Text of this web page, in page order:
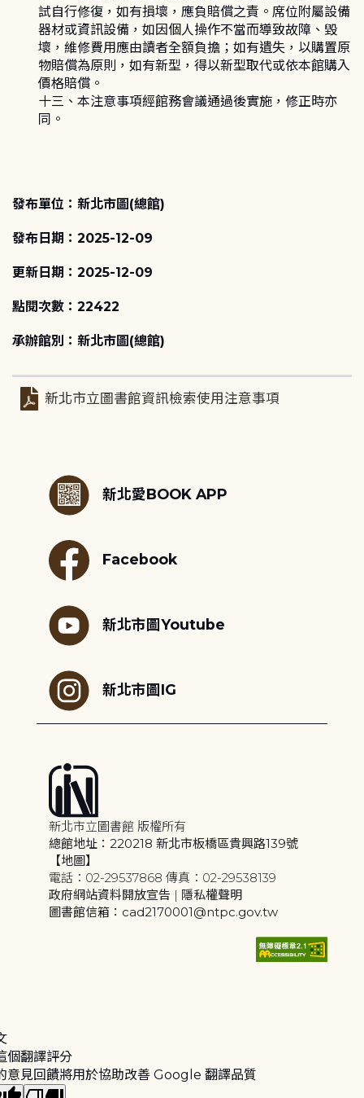
試自行修復，如有損壞，應負賠償之責。席位附屬設備
器材或資訊設備，如因個人操作不當而導致故障、毀
壞，維修費用應由讀者全額負擔；如有遺失，以購置原
物賠償為原則，如有新型，得以新型取代或依本館購入
價格賠償。
十三、本注意事項經館務會議通過後實施，修正時亦
同。
發布單位：新北市圖(總館)
發布日期：2025-12-09
更新日期：2025-12-09
點閱次數：22422
承辦館別：新北市圖(總館)
新北市立圖書館資訊檢索使用注意事項
新北愛BOOK APP
Facebook
新北市圖Youtube
新北市圖IG
新北市立圖書館 版權所有
總館地址：220218 新北市板橋區貴興路139號
【地圖】
電話：02-29537868 傳真：02-29538139
政府網站資料開放宣告 | 隱私權聲明
圖書館信箱：cad2170001@ntpc.gov.tw
個翻譯評分
意見回饋將用於協助改善 Google 翻譯品質